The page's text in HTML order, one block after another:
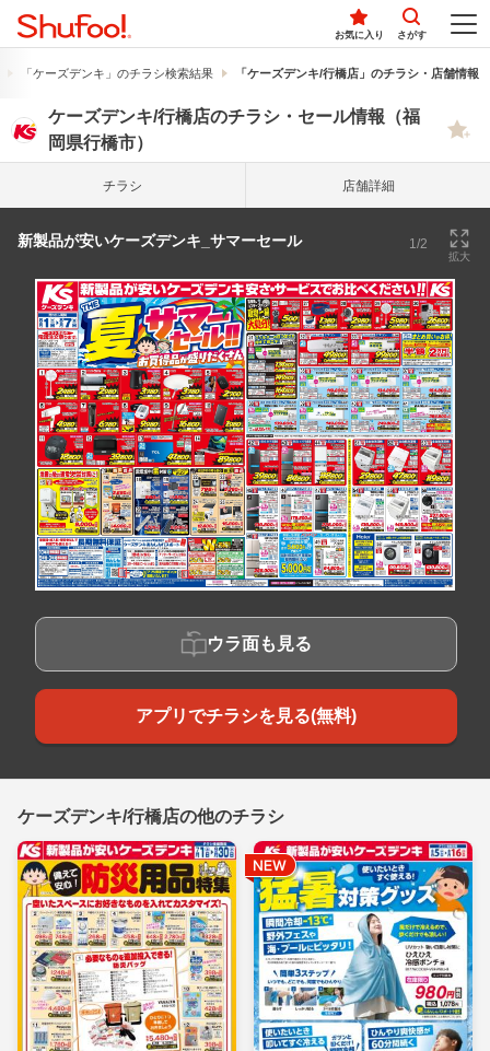
お気に入り さがす
「ケーズデンキ」のチラシ検索結果 「ケーズデンキ/行橋店」のチラシ・店舗情報
ケーズデンキ/行橋店のチラシ・セール情報（福
岡県行橋市）
チラシ 店舗詳細
新製品が安いケーズデンキ_サマーセール 1/2
拡大
ウラ面も見る
アプリでチラシを見る(無料)
ケーズデンキ/行橋店の他のチラシ